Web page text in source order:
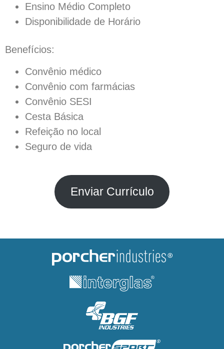
Ensino Médio Completo
Disponibilidade de Horário
Benefícios:
Convênio médico
Convênio com farmácias
Convênio SESI
Cesta Básica
Refeição no local
Seguro de vida
Enviar Currículo